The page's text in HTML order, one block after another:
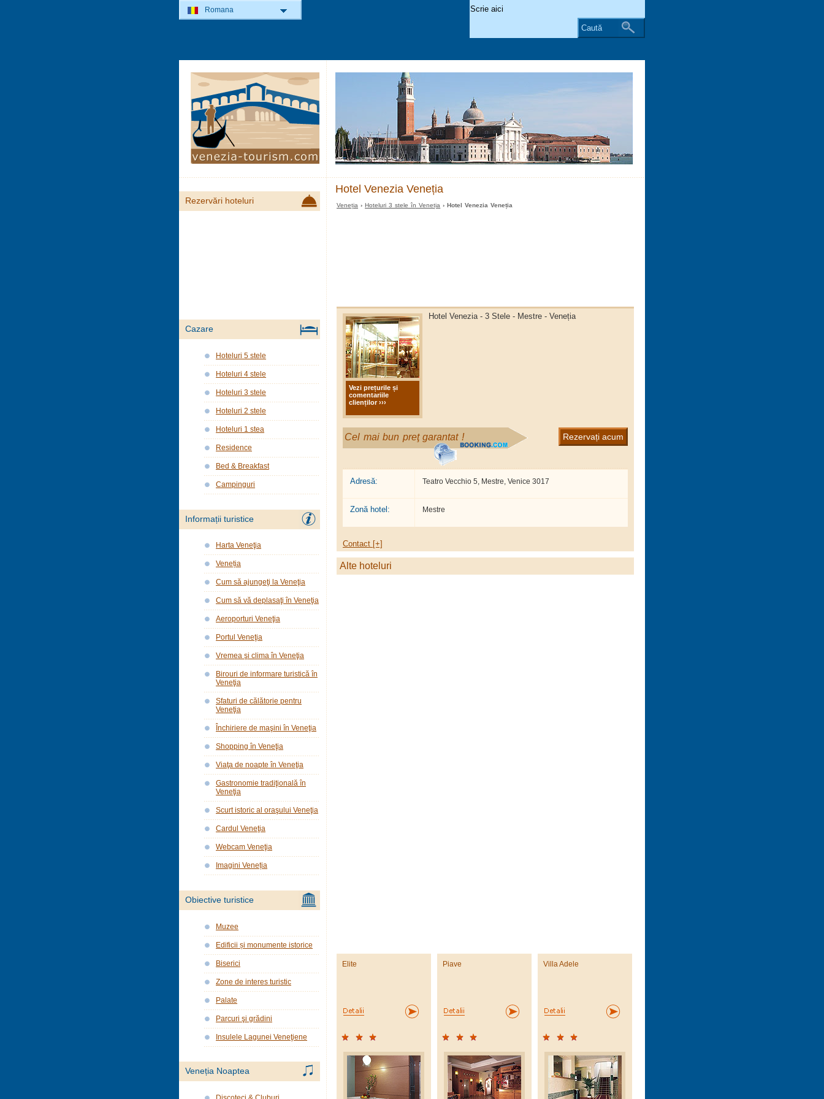
Hotel Venezia Veneția
Veneția ›Hoteluri 3 stele în Veneția › Hotel Venezia Veneția
Vezi prețurile și
comentariile
clienților ›››
Hotel Venezia - 3 Stele - Mestre - Veneția
Cel mai bun preţ garantat ! Rezervați acum
Adresă: Teatro Vecchio 5, Mestre, Venice 3017
Zonă hotel: Mestre
Contact [+]
Alte hoteluri
Elite Piave Villa Adele
Rezervări hoteluri
Cazare
Hoteluri 5 stele
Hoteluri 4 stele
Hoteluri 3 stele
Hoteluri 2 stele
Hoteluri 1 stea
Residence
Bed & Breakfast
Campinguri
Informații turistice
Harta Veneţia
Veneția
Cum să ajungeţi la Veneţia
Cum să vă deplasaţi în Veneţia
Aeroporturi Veneţia
Portul Veneţia
Vremea şi clima în Veneţia
Birouri de informare turistică în
Veneţia
Sfaturi de călătorie pentru
Veneţia
Închiriere de maşini în Veneţia
Shopping în Veneţia
Viaţa de noapte în Veneţia
Gastronomie tradiţională în
Veneţia
Scurt istoric al oraşului Veneţia
Cardul Veneţia
Webcam Veneţia
Imagini Veneția
Obiective turistice
Muzee
Edificii și monumente istorice
Biserici
Zone de interes turistic
Palate
Parcuri şi grădini
Insulele Lagunei Veneţiene
Veneția Noaptea
Romana
Caută